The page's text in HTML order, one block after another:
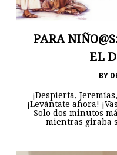
PARA
EL
BY
¡Despierta,
¡Levántate ahora!
Solo dos minutos
mientras giraba